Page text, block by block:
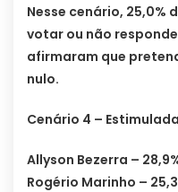
Nesse cenário, 25,0%
votar ou não
afirmaram que
nulo.
Cenário 4 – Estimulada
Allyson Bezerra –
Rogério Marinho –